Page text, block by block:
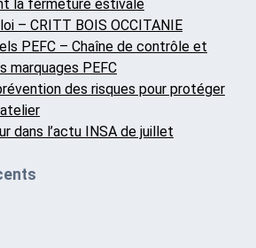
la fermeture estivale
– CRITT BOIS OCCITANIE
PEFC – Chaîne de contrôle et
marquages PEFC
des risques pour protéger
dans l’actu INSA de juillet